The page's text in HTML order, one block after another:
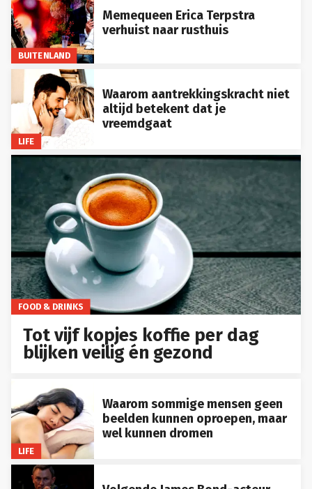
BUITENLAND
Memequeen Erica Terpstra
verhuist naar rusthuis
LIFE
Waarom aantrekkingskracht niet
altijd betekent dat je
vreemdgaat
FOOD & DRINKS
Tot vijf kopjes koffie per dag
blijken veilig én gezond
LIFE
Waarom sommige mensen geen
beelden kunnen oproepen, maar
wel kunnen dromen